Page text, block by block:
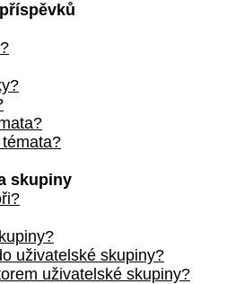
skupiny
uživatelské skupiny?
uživatelské skupiny?